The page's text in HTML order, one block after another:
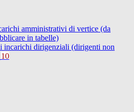
amministrativi di vertice (da
in tabelle)
incarichi dirigenziali (dirigenti non
10